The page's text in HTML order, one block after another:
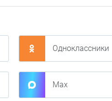
Одноклассники
Max